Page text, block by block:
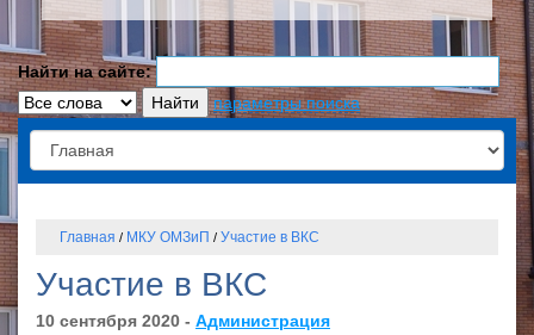
Найти на сайте:
параметры поиска
Главная / МКУ ОМЗиП / Участие в ВКС
Участие в ВКС
10 сентября 2020 - Администрация